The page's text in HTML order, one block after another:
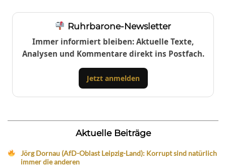
Ruhrbarone-Newsletter
Immer informiert bleiben: Aktuelle Texte,
Analysen und Kommentare direkt ins Postfach.
Jetzt anmelden
Aktuelle Beiträge
Jörg Dornau (AfD-Oblast Leipzig-Land): Korrupt sind natürlich
immer die anderen